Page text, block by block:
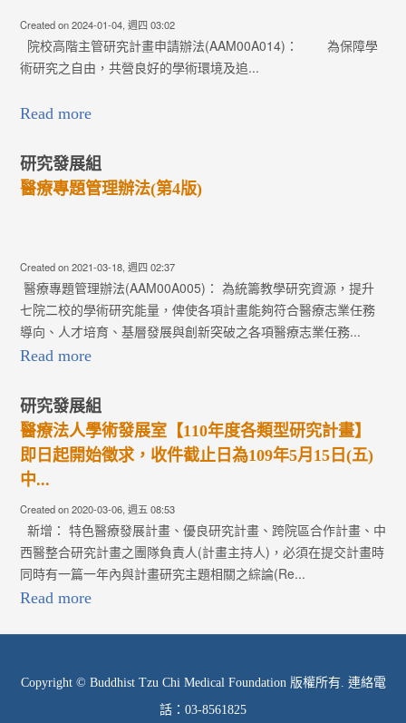
Created on 2024-01-04, 週四 03:02
院校高階主管研究計畫申請辦法(AAM00A014)： 為保障學
術研究之自由，共營良好的學術環境及追...
Read more
研究發展組
醫療專題管理辦法(第4版)
Created on 2021-03-18, 週四 02:37
醫療專題管理辦法(AAM00A005)： 為統籌教學研究資源，提升
七院二校的學術研究能量，俾使各項計畫能夠符合醫療志業任務
導向、人才培育、基層發展與創新突破之各項醫療志業任務...
Read more
研究發展組
醫療法人學術發展室【110年度各類型研究計畫】
即日起開始徵求，收件截止日為109年5月15日(五)
中...
Created on 2020-03-06, 週五 08:53
新增： 特色醫療發展計畫、優良研究計畫、跨院區合作計畫、中
西醫整合研究計畫之團隊負責人(計畫主持人)，必須在提交計畫時
同時有一篇一年內與計畫研究主題相關之綜論(Re...
Read more
Copyright © Buddhist Tzu Chi Medical Foundation 版權所有. 連絡電
話：03-8561825